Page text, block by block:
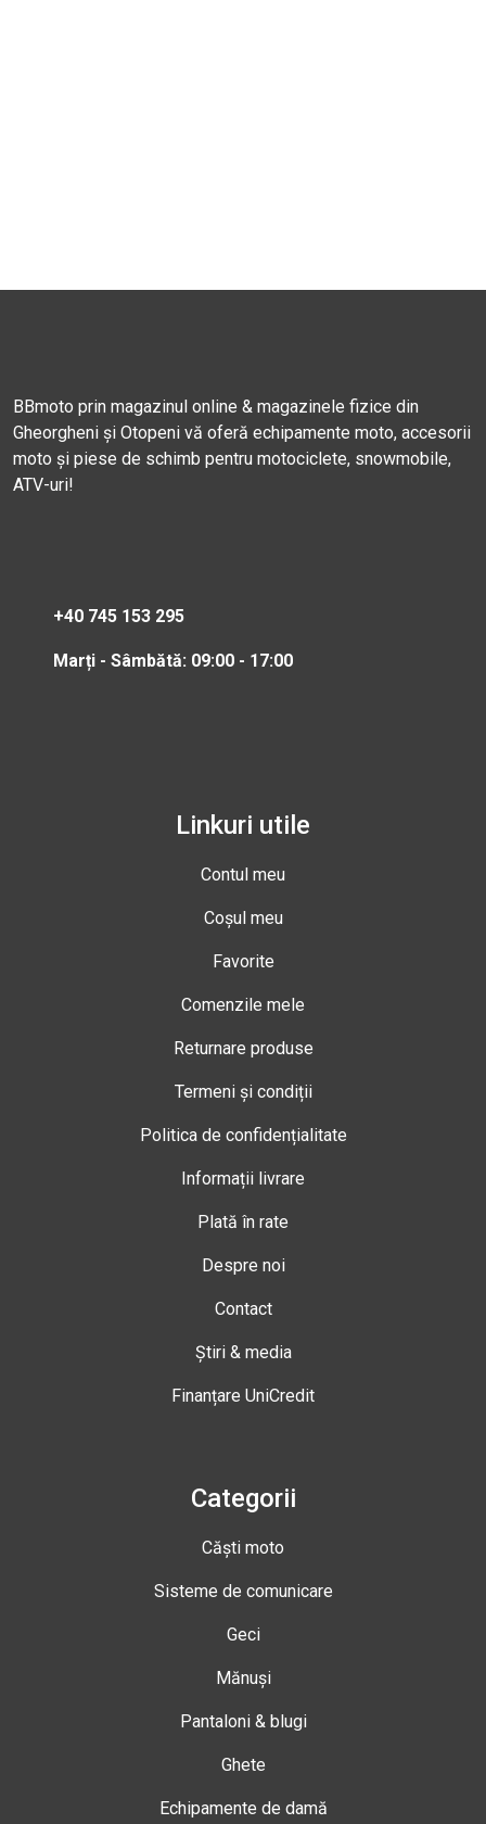
BBmoto prin magazinul online & magazinele fizice din
Gheorgheni și Otopeni vă oferă echipamente moto, accesorii
moto și piese de schimb pentru motociclete, snowmobile,
ATV-uri!
+40 745 153 295
Marți - Sâmbătă: 09:00 - 17:00
Linkuri utile
Contul meu
Coșul meu
Favorite
Comenzile mele
Returnare produse
Termeni și condiții
Politica de confidențialitate
Informații livrare
Plată în rate
Despre noi
Contact
Știri & media
Finanțare UniCredit
Categorii
Căști moto
Sisteme de comunicare
Geci
Mănuși
Pantaloni & blugi
Ghete
Echipamente de damă